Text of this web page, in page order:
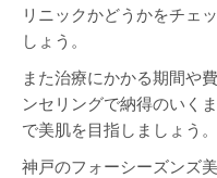
リニックかどうかをチェ
しょう。
また治療にかかる期間や
ンセリングで納得のいく
で美肌を目指しましょう。
神戸のフォーシーズンズ